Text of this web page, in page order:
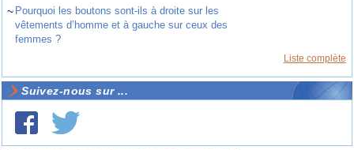
~ Pourquoi les boutons sont-ils à droite sur les
vêtements d’homme et à gauche sur ceux des
femmes ?
Liste complète
Suivez-nous sur ...